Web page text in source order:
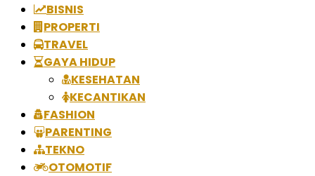
BISNIS
PROPERTI
TRAVEL
GAYA HIDUP
KESEHATAN
KECANTIKAN
FASHION
PARENTING
TEKNO
OTOMOTIF